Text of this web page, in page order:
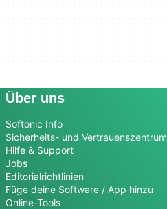
Über uns
Softonic Info
Sicherheits- und Vertrauenszentrum
Hilfe & Support
Jobs
Editorialrichtlinien
Füge deine Software / App hinzu
Online-Tools